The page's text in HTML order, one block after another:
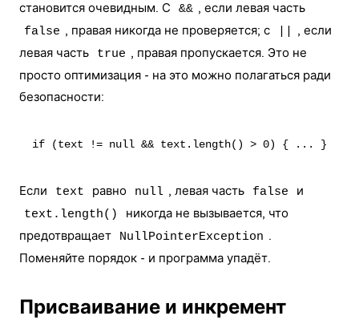
становится очевидным. С
&& , если левая часть
false , правая никогда не проверяется; с
, если
левая часть
true , правая пропускается. Это не
просто оптимизация - на это можно полагаться ради
безопасности:
Если text равно null , левая часть false и
text.length()
никогда не вызывается, что
предотвращает
NullPointerException .
Поменяйте порядок - и программа упадёт.
Присваивание и инкремент